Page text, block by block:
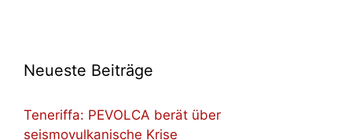
Neueste Beiträge
Teneriffa: PEVOLCA berät über
seismovulkanische Krise